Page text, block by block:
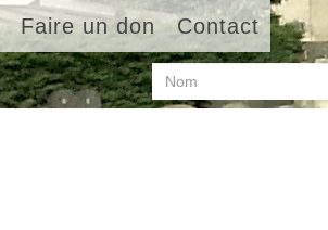
Faire un don Contact